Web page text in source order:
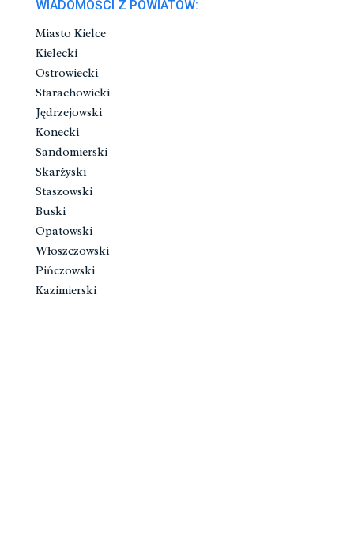
WIADOMOŚCI Z POWIATÓW:
Miasto Kielce
Kielecki
Ostrowiecki
Starachowicki
Jędrzejowski
Konecki
Sandomierski
Skarżyski
Staszowski
Buski
Opatowski
Włoszczowski
Pińczowski
Kazimierski